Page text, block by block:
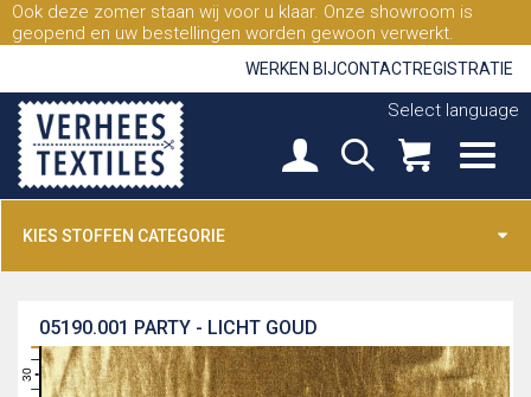
Ook deze zomer staan wij voor u klaar. Onze showroom is
geopend en uw bestellingen worden gewoon verwerkt.
WERKEN BIJCONTACTREGISTRATIE
Select language
KIES STOFFEN CATEGORIE
PARTY - LICHT GOUD
05190.001
30
31